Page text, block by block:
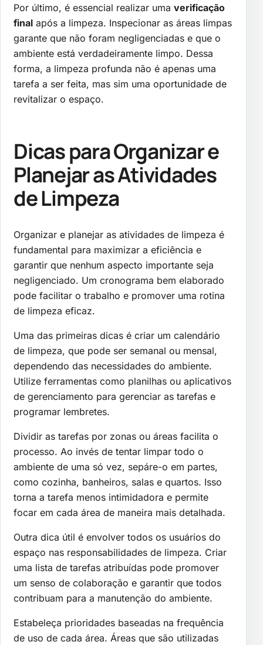
Por último, é essencial realizar uma verificação
final após a limpeza. Inspecionar as áreas limpas
garante que não foram negligenciadas e que o
ambiente está verdadeiramente limpo. Dessa
forma, a limpeza profunda não é apenas uma
tarefa a ser feita, mas sim uma oportunidade de
revitalizar o espaço.
Dicas para Organizar e
Planejar as Atividades
de Limpeza
Organizar e planejar as atividades de limpeza é
fundamental para maximizar a eficiência e
garantir que nenhum aspecto importante seja
negligenciado. Um cronograma bem elaborado
pode facilitar o trabalho e promover uma rotina
de limpeza eficaz.
Uma das primeiras dicas é criar um calendário
de limpeza, que pode ser semanal ou mensal,
dependendo das necessidades do ambiente.
Utilize ferramentas como planilhas ou aplicativos
de gerenciamento para gerenciar as tarefas e
programar lembretes.
Dividir as tarefas por zonas ou áreas facilita o
processo. Ao invés de tentar limpar todo o
ambiente de uma só vez, sepáre-o em partes,
como cozinha, banheiros, salas e quartos. Isso
torna a tarefa menos intimidadora e permite
focar em cada área de maneira mais detalhada.
Outra dica útil é envolver todos os usuários do
espaço nas responsabilidades de limpeza. Criar
uma lista de tarefas atribuídas pode promover
um senso de colaboração e garantir que todos
contribuam para a manutenção do ambiente.
Estabeleça prioridades baseadas na frequência
de uso de cada área. Áreas que são utilizadas